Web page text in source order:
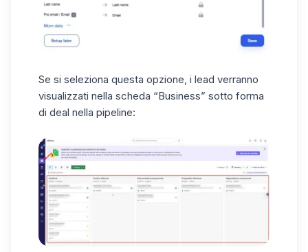
Se si seleziona questa opzione, i lead verranno
visualizzati nella scheda “Business” sotto forma
di deal nella pipeline: